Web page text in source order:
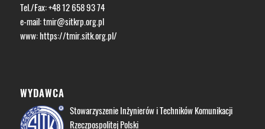
Tel./Fax: +48 12 658 93 74
e-mail:tmir@sitkrp.org.pl
www:https://tmir.sitk.org.pl/
WYDAWCA
Stowarzyszenie Inżynierów i Techników Komunikacji
Rzeczpospolitej Polski